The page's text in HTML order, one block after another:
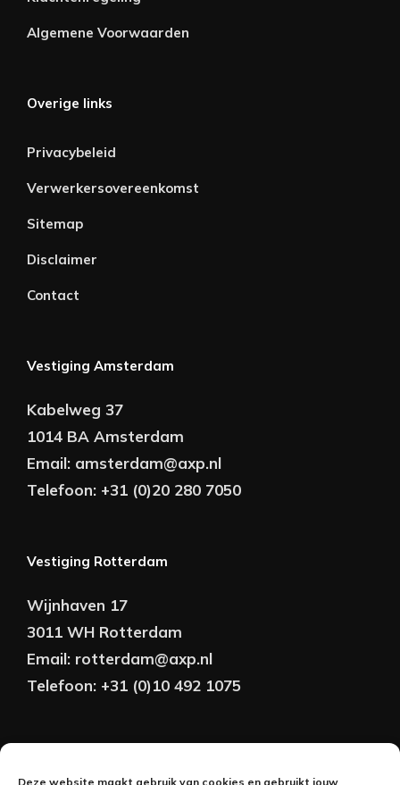
Deze website maakt gebruik van cookies en gebruikt jouw
Algemene Voorwaarden
Overige links
Privacybeleid
Verwerkersovereenkomst
Sitemap
Disclaimer
Contact
Vestiging Amsterdam
Kabelweg 37
1014 BA Amsterdam
Email: amsterdam@axp.nl
Telefoon: +31 (0)20 280 7050
Vestiging Rotterdam
Wijnhaven 17
3011 WH Rotterdam
Email: rotterdam@axp.nl
Telefoon: +31 (0)10 492 1075